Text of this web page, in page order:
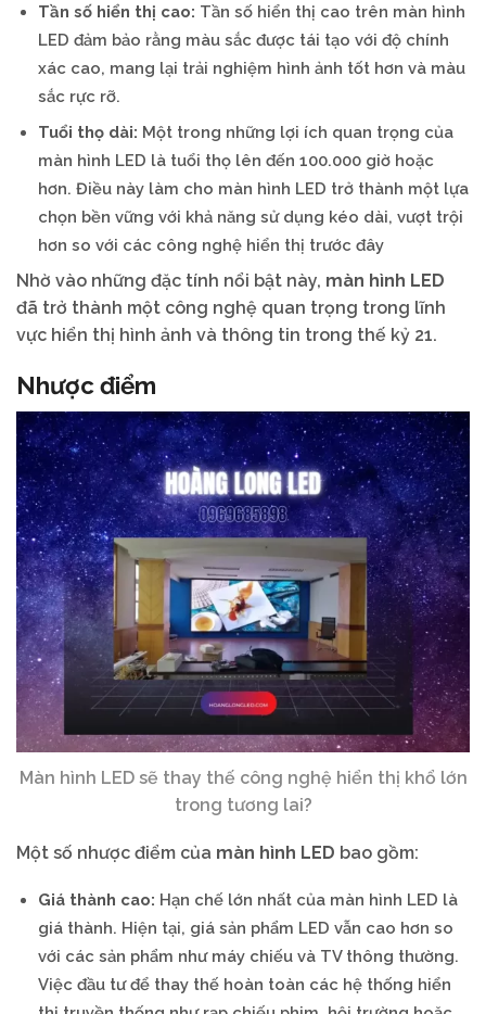
Tần số hiển thị cao: Tần số hiển thị cao trên màn hình
LED đảm bảo rằng màu sắc được tái tạo với độ chính
xác cao, mang lại trải nghiệm hình ảnh tốt hơn và màu
sắc rực rỡ.
Tuổi thọ dài: Một trong những lợi ích quan trọng của
màn hình LED là tuổi thọ lên đến 100.000 giờ hoặc
hơn. Điều này làm cho màn hình LED trở thành một lựa
chọn bền vững với khả năng sử dụng kéo dài, vượt trội
hơn so với các công nghệ hiển thị trước đây
Nhờ vào những đặc tính nổi bật này, màn hình LED
đã trở thành một công nghệ quan trọng trong lĩnh
vực hiển thị hình ảnh và thông tin trong thế kỷ 21.
Nhược điểm
Màn hình LED sẽ thay thế công nghệ hiển thị khổ lớn
trong tương lai?
Một số nhược điểm của màn hình LED bao gồm:
Giá thành cao: Hạn chế lớn nhất của màn hình LED là
giá thành. Hiện tại, giá sản phẩm LED vẫn cao hơn so
với các sản phẩm như máy chiếu và TV thông thường.
Việc đầu tư để thay thế hoàn toàn các hệ thống hiển